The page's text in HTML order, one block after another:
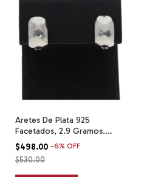
Aretes De Plata 925
Facetados, 2.9 Gramos.
Plateado
$498.00 -6% OFF
$530.00